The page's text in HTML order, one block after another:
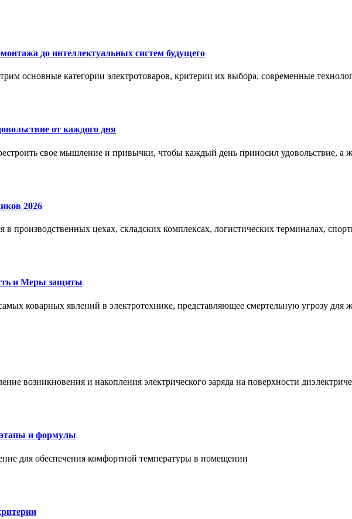
до интеллектуальных систем будущего
основные категории электротоваров, критерии их выбора, современные
от каждого дня
свое мышление и привычки, чтобы каждый день приносил удовольствие, а
2026
производственных цехах, складских комплексах, логистических терминалах,
и Меры защиты
коварных явлений в электротехнике, представляющее смертельную угрозу для
возникновения и накопления электрического заряда на поверхности
и формулы
для обеспечения комфортной температуры в помещении